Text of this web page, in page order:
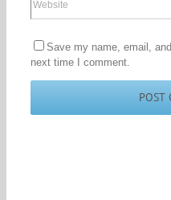
Save my name, email,
next time I comment.